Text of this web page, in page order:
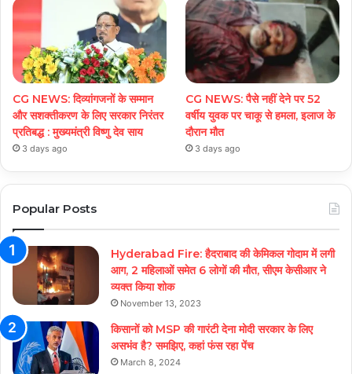
CG NEWS: दिव्यांगजनों के सम्मान
और सशक्तीकरण के लिए सरकार निरंतर
प्रतिबद्ध : मुख्यमंत्री विष्णु देव साय
3 days ago
CG NEWS: पैसे नहीं देने पर 52
वर्षीय युवक पर चाकू से हमला, इलाज के
दौरान मौत
3 days ago
Popular Posts
Hyderabad Fire: हैदराबाद की केमिकल गोदाम में लगी
आग, 2 महिलाओं समेत 6 लोगों की मौत, सीएम केसीआर ने
व्यक्त किया शोक
November 13, 2023
किसानों को MSP की गारंटी देना मोदी सरकार के लिए
असभंव है? समझिए, कहां फंस रहा पेंच
March 8, 2024